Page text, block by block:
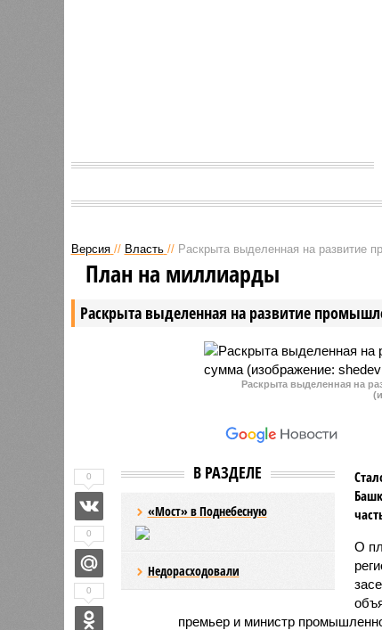
Версия // Власть // Раскрыта выделенная на развитие
Раскрыта выделенная на развитие
План на миллиарды
Раскрыта выделенная на
В РАЗДЕЛЕ
«Мост» в Поднебесную
Недорасходовали
О
премьер и министр
0
0
0